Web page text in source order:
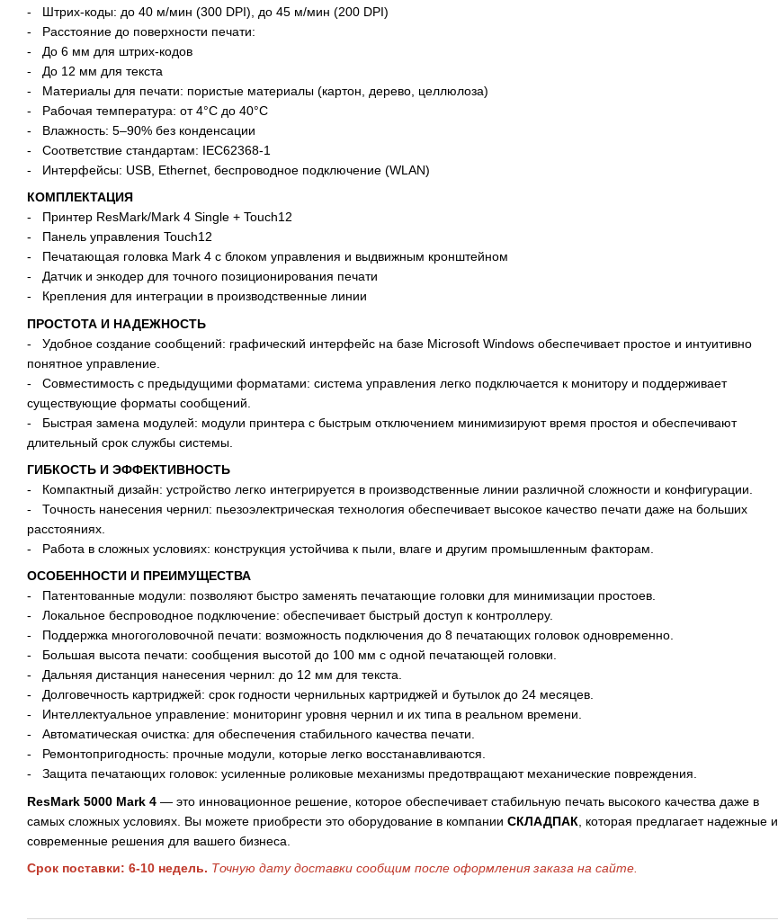
- Штрих-коды: до 40 м/мин (300 DPI), до 45 м/мин (200 DPI)
- Расстояние до поверхности печати:
- До 6 мм для штрих-кодов
- До 12 мм для текста
- Материалы для печати: пористые материалы (картон, дерево, целлюлоза)
- Рабочая температура: от 4°C до 40°C
- Влажность: 5–90% без конденсации
- Соответствие стандартам: IEC62368-1
- Интерфейсы: USB, Ethernet, беспроводное подключение (WLAN)
КОМПЛЕКТАЦИЯ
- Принтер ResMark/Mark 4 Single + Touch12
- Панель управления Touch12
- Печатающая головка Mark 4 с блоком управления и выдвижным кронштейном
- Датчик и энкодер для точного позиционирования печати
- Крепления для интеграции в производственные линии
ПРОСТОТА И НАДЕЖНОСТЬ
- Удобное создание сообщений: графический интерфейс на базе Microsoft Windows обеспечивает простое и интуитивно
понятное управление.
- Совместимость с предыдущими форматами: система управления легко подключается к монитору и поддерживает
существующие форматы сообщений.
- Быстрая замена модулей: модули принтера с быстрым отключением минимизируют время простоя и обеспечивают
длительный срок службы системы.
ГИБКОСТЬ И ЭФФЕКТИВНОСТЬ
- Компактный дизайн: устройство легко интегрируется в производственные линии различной сложности и конфигурации.
- Точность нанесения чернил: пьезоэлектрическая технология обеспечивает высокое качество печати даже на больших
расстояниях.
- Работа в сложных условиях: конструкция устойчива к пыли, влаге и другим промышленным факторам.
ОСОБЕННОСТИ И ПРЕИМУЩЕСТВА
- Патентованные модули: позволяют быстро заменять печатающие головки для минимизации простоев.
- Локальное беспроводное подключение: обеспечивает быстрый доступ к контроллеру.
- Поддержка многоголовочной печати: возможность подключения до 8 печатающих головок одновременно.
- Большая высота печати: сообщения высотой до 100 мм с одной печатающей головки.
- Дальняя дистанция нанесения чернил: до 12 мм для текста.
- Долговечность картриджей: срок годности чернильных картриджей и бутылок до 24 месяцев.
- Интеллектуальное управление: мониторинг уровня чернил и их типа в реальном времени.
- Автоматическая очистка: для обеспечения стабильного качества печати.
- Ремонтопригодность: прочные модули, которые легко восстанавливаются.
- Защита печатающих головок: усиленные роликовые механизмы предотвращают механические повреждения.
ResMark 5000 Mark 4 — это инновационное решение, которое обеспечивает стабильную печать высокого качества даже в
самых сложных условиях. Вы можете приобрести это оборудование в компании СКЛАДПАК , которая предлагает надежные и
современные решения для вашего бизнеса.
Срок поставки: 6-10 недель. Точную дату доставки сообщим после оформления заказа на сайте.